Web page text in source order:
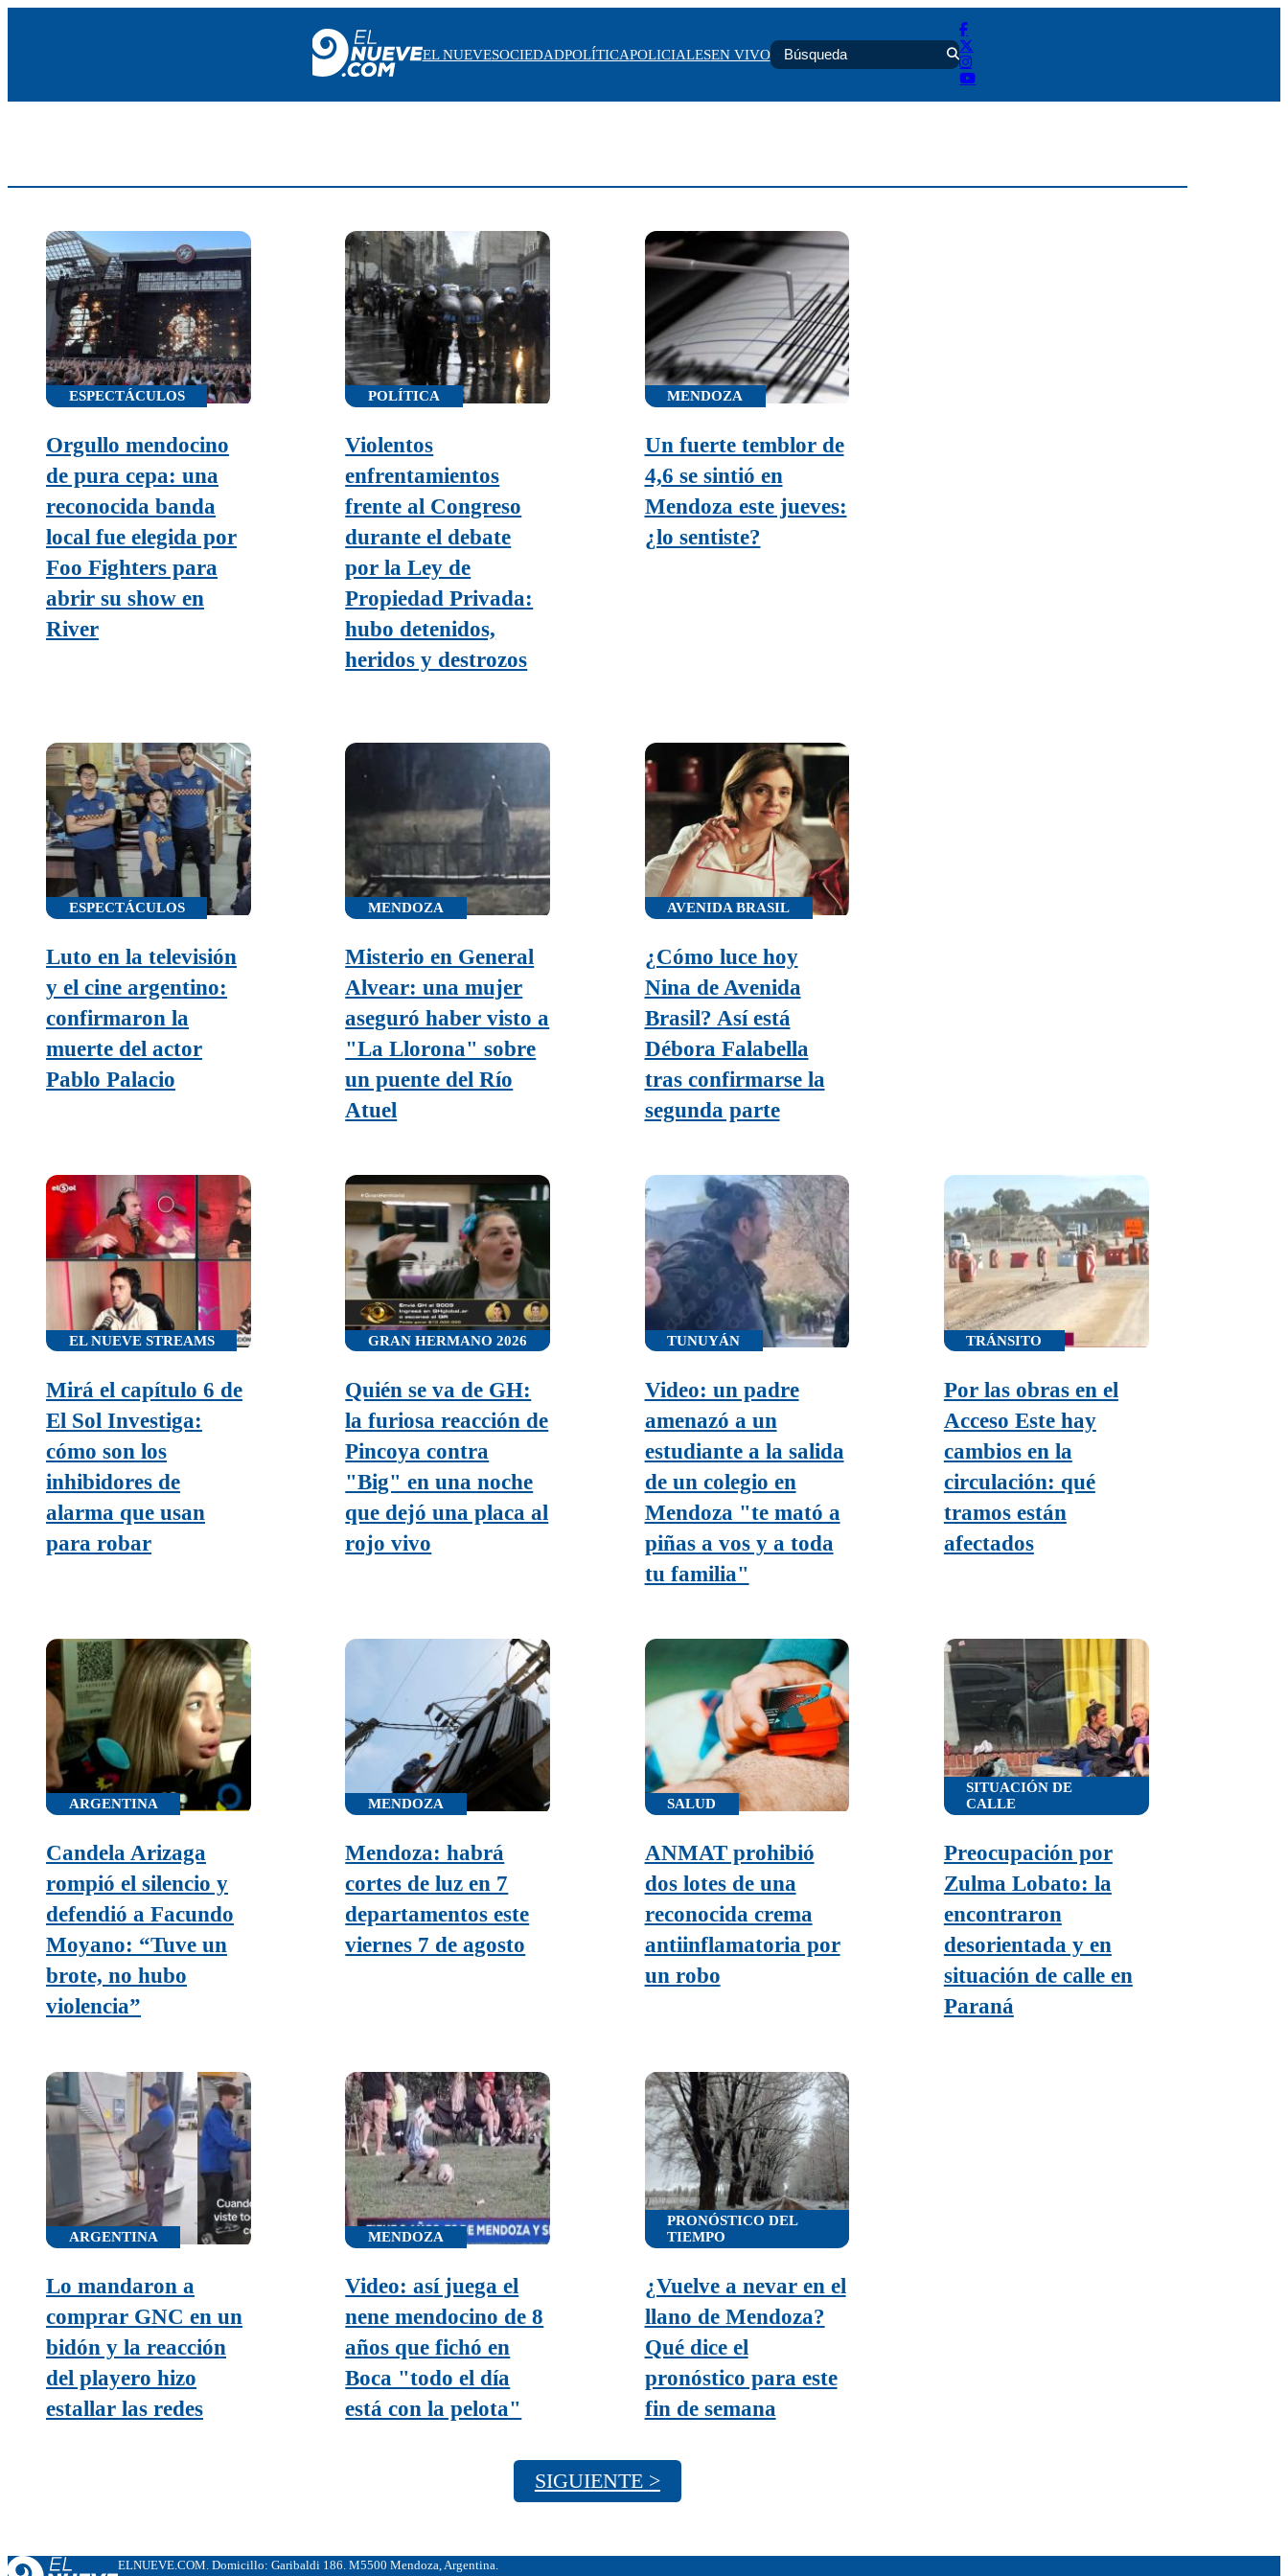
POLÍTICA
EN VIVO
EL NUEVESOCIEDADPOLÍTICAPOLICIALESEN VIVO
ESPECTÁCULOS
Orgullo mendocino
de pura cepa: una
reconocida banda
local fue elegida por
Foo Fighters para
abrir su show en
River
POLÍTICA
Violentos
enfrentamientos
frente al Congreso
durante el debate
por la Ley de
Propiedad Privada:
hubo detenidos,
heridos y destrozos
MENDOZA
Un fuerte temblor de
4,6 se sintió en
Mendoza este jueves:
¿lo sentiste?
ESPECTÁCULOS
Luto en la televisión
y el cine argentino:
confirmaron la
muerte del actor
Pablo Palacio
MENDOZA
Misterio en General
Alvear: una mujer
aseguró haber visto a
"La Llorona" sobre
un puente del Río
Atuel
AVENIDA BRASIL
¿Cómo luce hoy
Nina de Avenida
Brasil? Así está
Débora Falabella
tras confirmarse la
segunda parte
EL NUEVE STREAMS
Mirá el capítulo 6 de
El Sol Investiga:
cómo son los
inhibidores de
alarma que usan
para robar
GRAN HERMANO 2026
Quién se va de GH:
la furiosa reacción de
Pincoya contra
"Big" en una noche
que dejó una placa al
rojo vivo
TUNUYÁN
Video: un padre
amenazó a un
estudiante a la salida
de un colegio en
Mendoza "te mató a
piñas a vos y a toda
tu familia"
TRÁNSITO
Por las obras en el
Acceso Este hay
cambios en la
circulación: qué
tramos están
afectados
ARGENTINA
Candela Arizaga
rompió el silencio y
defendió a Facundo
Moyano: “Tuve un
brote, no hubo
violencia”
MENDOZA
Mendoza: habrá
cortes de luz en 7
departamentos este
viernes 7 de agosto
SALUD
ANMAT prohibió
dos lotes de una
reconocida crema
antiinflamatoria por
un robo
SITUACIÓN DE
CALLE
Preocupación por
Zulma Lobato: la
encontraron
desorientada y en
situación de calle en
Paraná
ARGENTINA
Lo mandaron a
comprar GNC en un
bidón y la reacción
del playero hizo
estallar las redes
MENDOZA
Video: así juega el
nene mendocino de 8
años que fichó en
Boca "todo el día
está con la pelota"
PRONÓSTICO DEL
TIEMPO
¿Vuelve a nevar en el
llano de Mendoza?
Qué dice el
pronóstico para este
fin de semana
SIGUIENTE >
ELNUEVE.COM. Domicillo: Garibaldi 186. M5500 Mendoza, Argentina.